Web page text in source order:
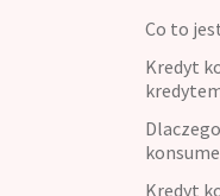
Co to
Kredyt
Kredyt